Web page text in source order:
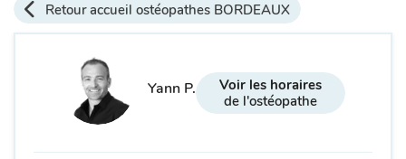
Retour accueil ostéopathes BORDEAUX
Yann P.
Voir les horaires
de l'ostéopathe